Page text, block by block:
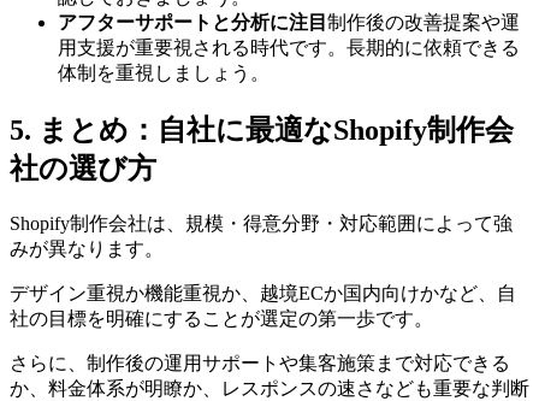
アフターサポートと分析に注目 制作後の改善提案や運
用支援が重要視される時代です。長期的に依頼できる
体制を重視しましょう。
5. まとめ：自社に最適なShopify制作会
社の選び方
Shopify制作会社は、規模・得意分野・対応範囲によって強
みが異なります。
デザイン重視か機能重視か、越境ECか国内向けかなど、自
社の目標を明確にすることが選定の第一歩です。
さらに、制作後の運用サポートや集客施策まで対応できる
か、料金体系が明瞭か、レスポンスの速さなども重要な判断